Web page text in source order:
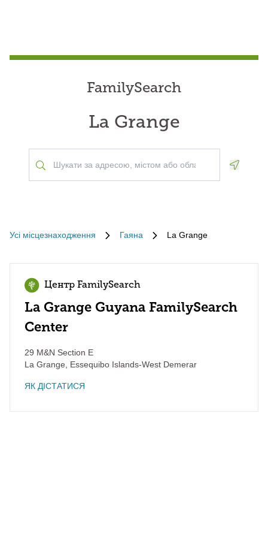
FamilySearch
La Grange
Усі місцезнаходження Гаяна La Grange
Центр FamilySearch
La Grange Guyana FamilySearch
Center
29 M&N Section E
La Grange
Essequibo Islands-West Demerar
ЯК ДІСТАТИСЯ